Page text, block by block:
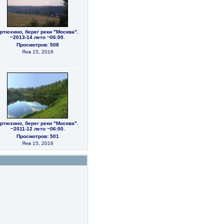
берег реки "Москва".
~2013-14 лето ~06:00.
Просмотров: 508
Янв 15, 2016
берег реки "Москва".
~2011-12 лето ~06:00.
Просмотров: 501
Янв 15, 2016